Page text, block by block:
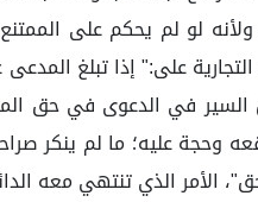
لو لم يحكم على
الفقرة الأولى المادة(٣٠) من نظام
في الدعوى في حق
وقعه وحجة عليه؛ ما لم
الأمر الذي تنتهي معه